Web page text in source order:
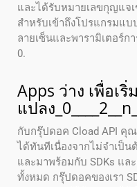
และได้รับหมายเลขกุญแจ
สําหรับเข้าถึงโปรแกรมแ
ลายเซ็นและพารามิเตอร์ก
0.
Apps ว่าง เพื่อเริ่
แปลง
กับกรุ๊ปดอค Cload API คุ
ได้ทันทีเนื่องจากไม่จําเป็น
และมาพร้อมกับ SDKs แ
ทั้งหมด กรุ๊ปดอคของเรา